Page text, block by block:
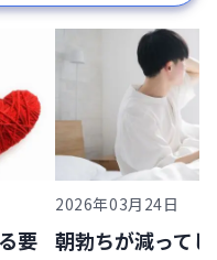
要
2026年03月24日
朝勃ちが減って